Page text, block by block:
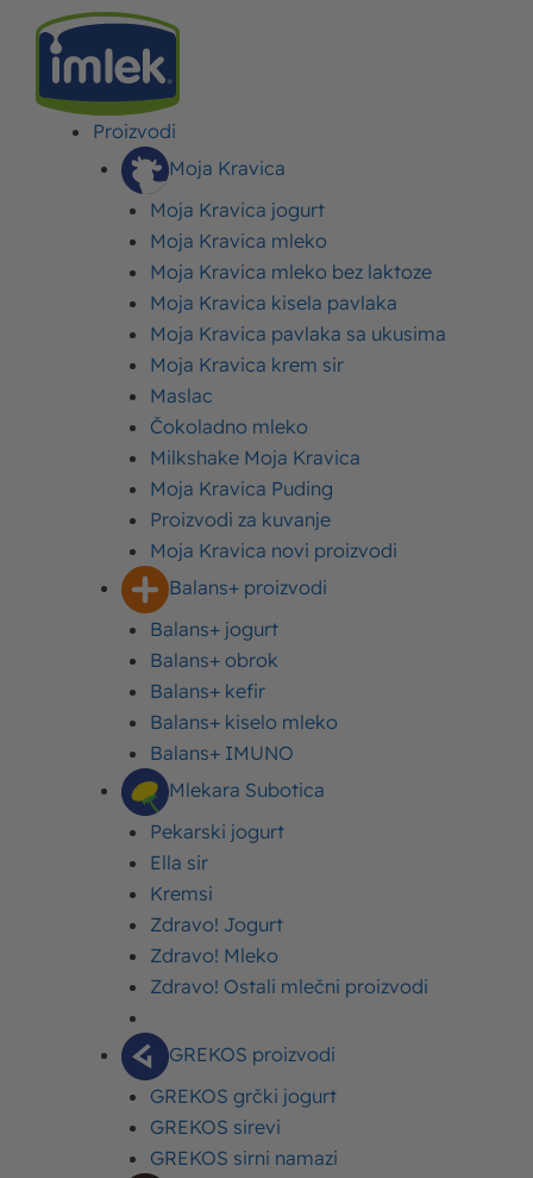
Proizvodi
Moja Kravica
Moja Kravica jogurt
Moja Kravica mleko
Moja Kravica mleko bez laktoze
Moja Kravica kisela pavlaka
Moja Kravica pavlaka sa ukusima
Moja Kravica krem sir
Maslac
Čokoladno mleko
Milkshake Moja Kravica
Moja Kravica Puding
Proizvodi za kuvanje
Moja Kravica novi proizvodi
Balans+ proizvodi
Balans+ jogurt
Balans+ obrok
Balans+ kefir
Balans+ kiselo mleko
Balans+ IMUNO
Mlekara Subotica
Pekarski jogurt
Ella sir
Kremsi
Zdravo! Jogurt
Zdravo! Mleko
Zdravo! Ostali mlečni proizvodi
GREKOS proizvodi
GREKOS grčki jogurt
GREKOS sirevi
GREKOS sirni namazi
>POSLASTICE (DEZERTI)
Poslastice (dezerti)
Deserti i poslastice kojima ni najveći slatkoljupci, pa ni vrsni
poslastičari, neće odoleti! Uživajte u pripremi deserata i
njihovim neponovljivim slatkim ukusima. Od čokoladnih do
voćnih slatkiša – ovde obuhvatamo sve! U svakom receptu
vodimo vas korak po korak do sjajnih rezultata. Uživajte u
pripremi i već naredni desert servirajte sa stilom!
Istaknuti tekstovi
ČOKOLADNE TORTE RECEPTI Imlek
Baron torta recept sa malinama i
višnjama
POSLASTICE (DEZERTI) Imlek
Griz recept - kako se pravi ukusni griz u
mleku?